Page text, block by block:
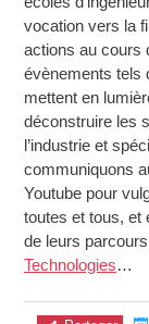
vocation vers la
actions au cours
évènements tels
mettent en
déconstruire les
l’industrie et
communiquons
Youtube pour
toutes et tous, et
de leurs
Technologies…